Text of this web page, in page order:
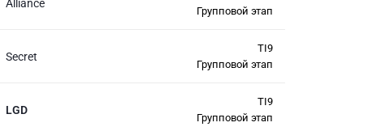
Alliance
Групповой этап
Secret
TI9
Групповой этап
LGD
TI9
Групповой этап